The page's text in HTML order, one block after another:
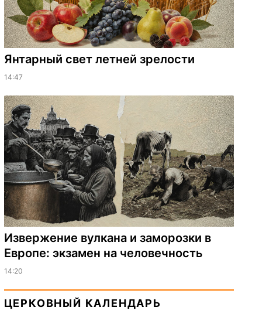
Янтарный свет летней зрелости
14:47
Извержение вулкана и заморозки в
Европе: экзамен на человечность
14:20
ЦЕРКОВНЫЙ КАЛЕНДАРЬ